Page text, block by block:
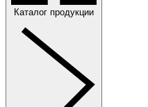
Каталог продукции